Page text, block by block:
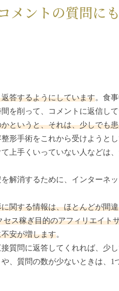
メントの質問に
答するようにしています。食
を削って、コメントに返信して
というと、それは、少しでも
整形手術をこれから受けようと
上手くいっていない人などは、
解消するために、インターネ
関する情報は、ほとんどが間
ス稼ぎ目的のアフィリエイト
安が増します。
質問に返答してくれれば、少
、質問の数が少ないときは、1